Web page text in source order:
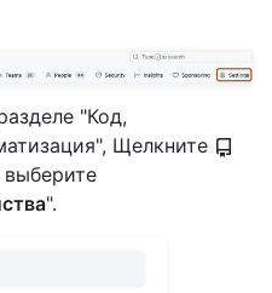
"Код,
Щелкните
выберите
".